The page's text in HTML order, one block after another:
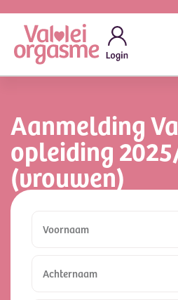
Aanmelding
opleiding
(vrouwen)